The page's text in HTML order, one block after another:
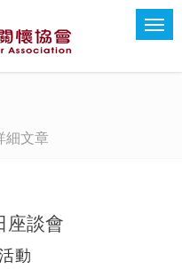
細文章
座談會
動